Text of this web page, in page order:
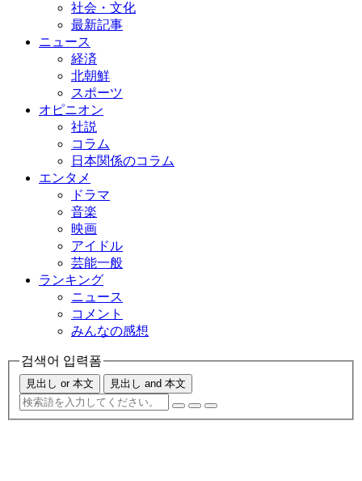
社会・文化
最新記事
ニュース
経済
北朝鮮
スポーツ
オピニオン
社説
コラム
日本関係のコラム
エンタメ
ドラマ
音楽
映画
アイドル
芸能一般
ランキング
ニュース
コメント
みんなの感想
검색어 입력폼
見出し or 本文 見出し and 本文